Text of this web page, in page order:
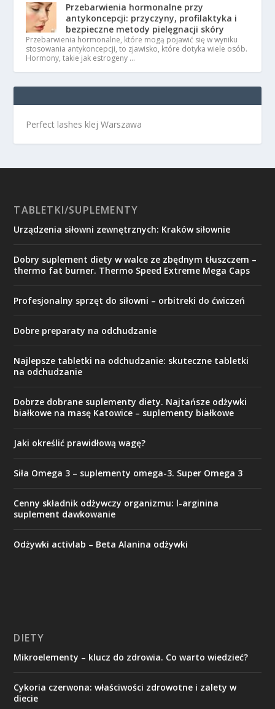
Przebarwienia hormonalne przy
antykoncepcji: przyczyny, profilaktyka i
bezpieczne metody pielęgnacji skóry
Przebarwienia hormonalne, które mogą pojawić się w wyniku
stosowania antykoncepcji, to zjawisko, które dotyka wiele osób.
Hormony, takie jak estrogeny …
Perfect lashes klej Warszawa
TABLETKI/SUPLEMENTY
Urządzenia siłowni zewnętrznych: Kraków siłownie
Dobry suplement diety w walce ze zbędnym tłuszczem –
thermo fat burner. Thermo Speed Extreme Mega Caps
Profesjonalny sprzęt do siłowni – orbitreki do ćwiczeń
Dobre preparaty na odchudzanie
Najlepsze tabletki na odchudzanie: skuteczne tabletki
na odchudzanie
Dobrze dobrane suplementy diety. Najtańsze odżywki
białkowe na masę Katowice – suplementy białkowe
Jaki określić prawidłową wagę?
Siła Omega 3 – suplementy omega-3. Super Omega 3
Cenny składnik odżywczy organizmu: l-arginina
suplement dawkowanie
Odżywki activlab – Beta Alanina odżywki
DIETY
Mikroelementy – klucz do zdrowia. Co warto wiedzieć?
Cykoria czerwona: właściwości zdrowotne i zalety w
diecie